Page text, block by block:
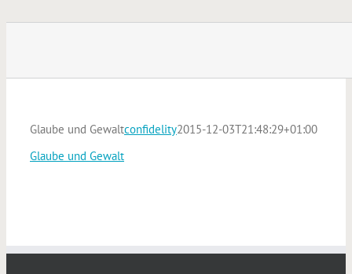
Glaube und Gewaltconfidelity2015-12-03T21:48:29+01:00
Glaube und Gewalt